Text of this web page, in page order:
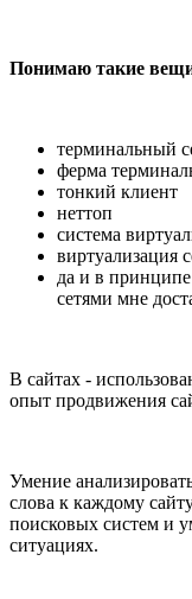
Понимаю такие
терминальный
ферма
тонкий клиент
неттоп
система
виртуализация
да и в
сетями мне
В сайтах -
опыт продвижения
Умение
слова к каждому
поисковых систем и
ситуациях.